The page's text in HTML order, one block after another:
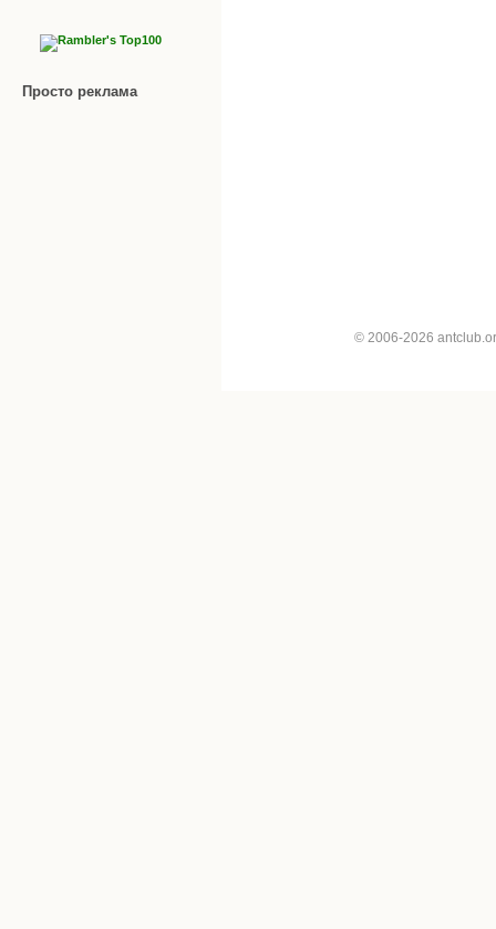
Просто реклама
© 2006-2026